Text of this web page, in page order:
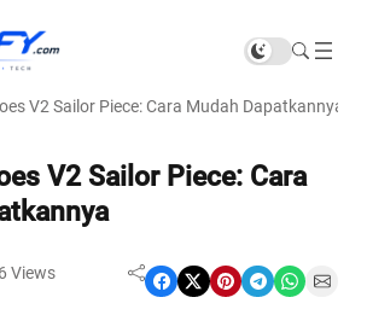
V2 Sailor Piece: Cara Mudah Dapatkannya
V2 Sailor Piece: Cara
6 Views Share on Facebook Share on X Share on Pinterest Share on Telegram Share on WhatsApp Share on Email